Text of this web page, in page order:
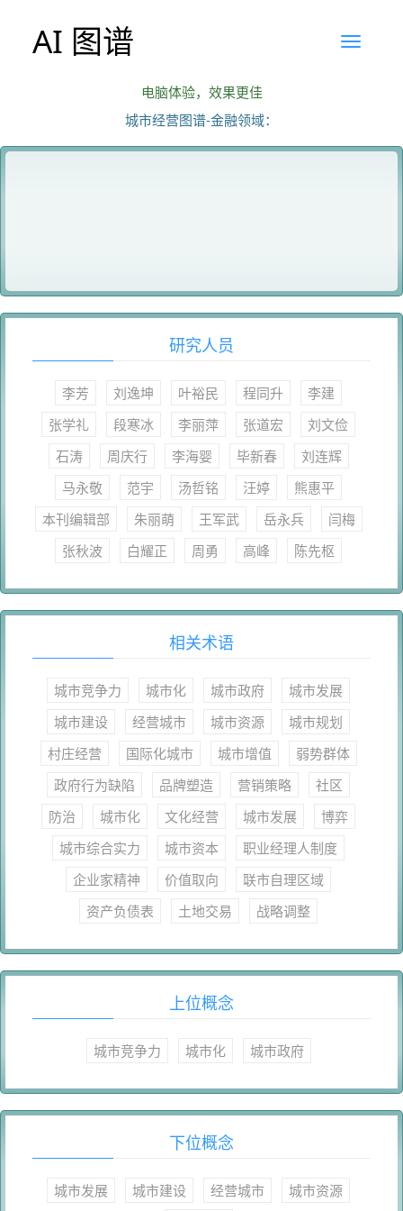
AI 图谱
电脑体验，效果更佳
城市经营图谱-金融领域：
研究人员
李芳 刘逸坤 叶裕民 程同升
李建
张学礼
段寒冰 李丽萍 张道宏
刘文俭
石涛
周庆行 李海婴 毕新春
刘连辉
马永敬
范宇 汤哲铭 汪婷
熊惠平
本刊编辑部
朱丽萌 王军武 岳永兵
闫梅
张秋波
白耀正 周勇 高峰 陈先枢
相关术语
城市竞争力 城市化 城市政府
城市发展
城市建设
经营城市 城市资源
城市规划
村庄经营
国际化城市 城市增值
弱势群体
政府行为缺陷
品牌塑造 营销策略
社区
防治
城市化 文化经营 城市发展
博弈
城市综合实力
城市资本
职业经理人制度
企业家精神
价值取向
联市自理区域
资产负债表
土地交易 战略调整
上位概念
城市竞争力 城市化 城市政府
下位概念
城市发展 城市建设 经营城市 城市资源